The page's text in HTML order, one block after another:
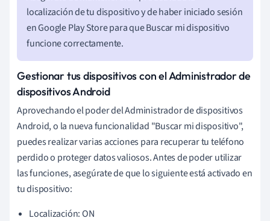
localización de tu dispositivo y de haber iniciado sesión
en Google Play Store para que Buscar mi dispositivo
funcione correctamente.
Gestionar tus dispositivos con el Administrador de
dispositivos Android
Aprovechando el poder del Administrador de dispositivos
Android, o la nueva funcionalidad "Buscar mi dispositivo",
puedes realizar varias acciones para recuperar tu teléfono
perdido o proteger datos valiosos. Antes de poder utilizar
las funciones, asegúrate de que lo siguiente está activado en
tu dispositivo:
Localización: ON